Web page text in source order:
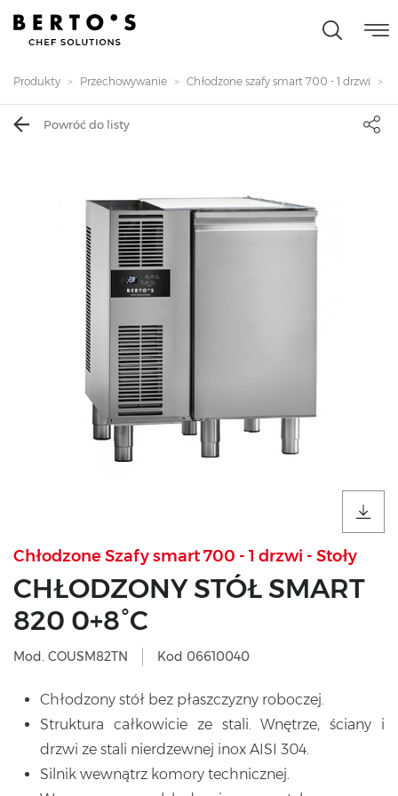
Produkty Przechowywanie Chłodzone szafy smart 700 - 1 drzwi
Powróć do listy
Chłodzone Szafy smart 700 - 1 drzwi - Stoły
CHŁODZONY STÓŁ SMART
820 0+8°C
Mod. COUSM82TN Kod 06610040
Chłodzony stół bez płaszczyzny roboczej.
Struktura całkowicie ze stali. Wnętrze, ściany i
drzwi ze stali nierdzewnej inox AISI 304.
Silnik wewnątrz komory technicznej.